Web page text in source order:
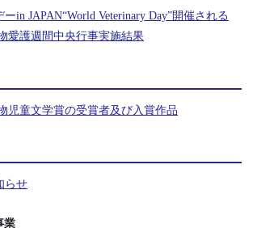
in JAPAN“World Veterinary Day”開催される
愛護週間中央行事実施結果
児童文学賞の受賞者及び入賞作品
らせ
業